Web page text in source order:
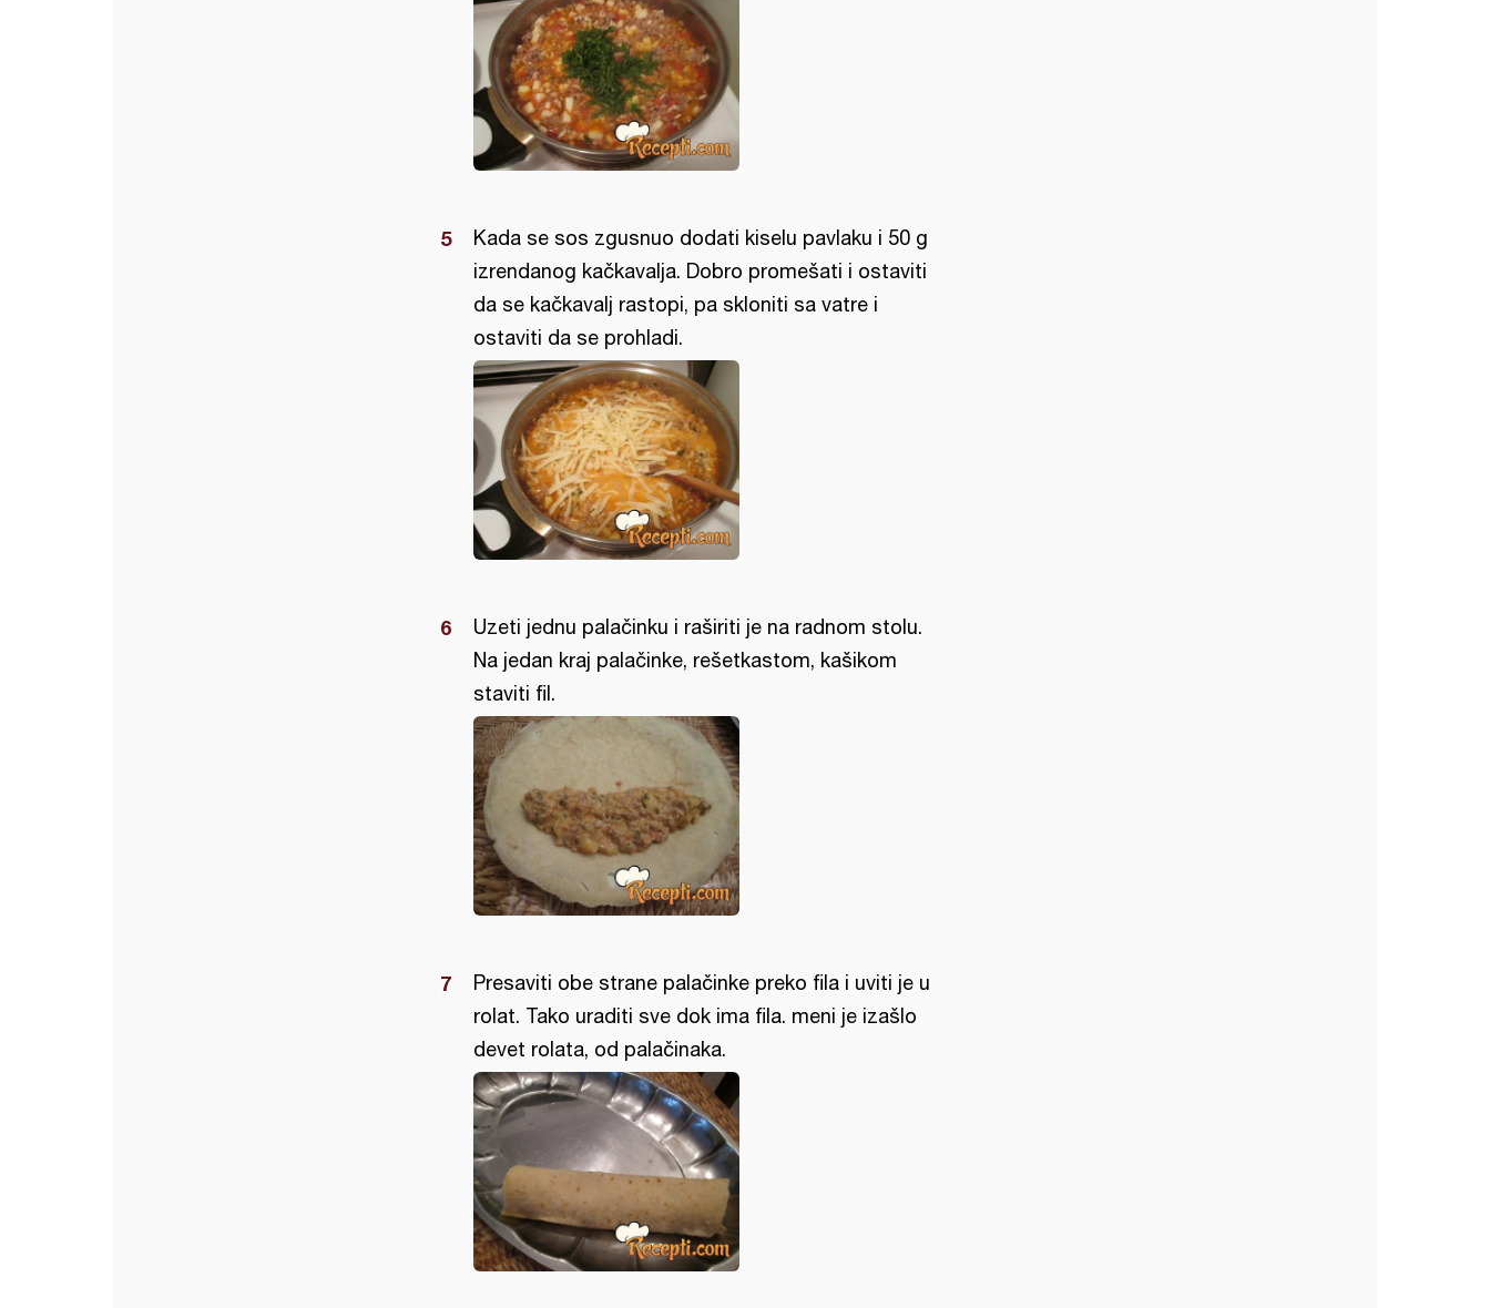
Kada se sos zgusnuo dodati kiselu pavlaku i 50 g
izrendanog kačkavalja. Dobro promešati i ostaviti
da se kačkavalj rastopi, pa skloniti sa vatre i
ostaviti da se prohladi.
Uzeti jednu palačinku i raširiti je na radnom stolu.
Na jedan kraj palačinke, rešetkastom, kašikom
staviti fil.
Presaviti obe strane palačinke preko fila i uviti je u
rolat. Tako uraditi sve dok ima fila. meni je izašlo
devet rolata, od palačinaka.